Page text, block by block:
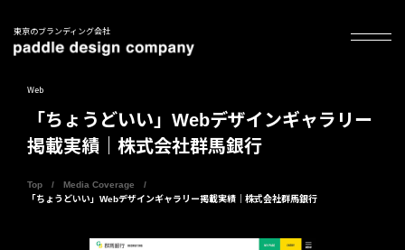
東京のブランディング会社
Web
「ちょうどいい」Webデザインギャラリー
掲載実績｜株式会社群馬銀行
Top
Media Coverage
「ちょうどいい」Webデザインギャラリー掲載実績｜株式会社群馬銀行